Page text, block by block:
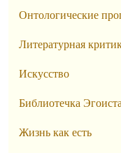
Онтологические
Литературная
Искусство
Библиотечка Эгоиста
Жизнь как есть